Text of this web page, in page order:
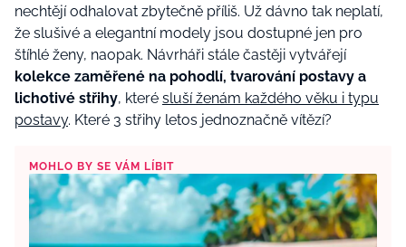
nechtějí odhalovat zbytečně příliš. Už dávno tak neplatí,
že slušivé a elegantní modely jsou dostupné jen pro
štíhlé ženy, naopak. Návrháři stále častěji vytvářejí
kolekce zaměřené na pohodlí, tvarování postavy a
lichotivé střihy, které sluší ženám každého věku i typu
postavy. Které 3 střihy letos jednoznačně vítězí?
MOHLO BY SE VÁM LÍBIT